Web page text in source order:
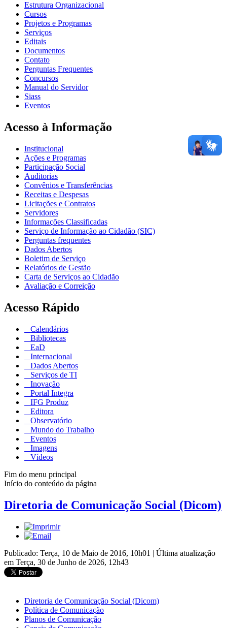
Estrutura Organizacional
Cursos
Projetos e Programas
Serviços
Editais
Documentos
Contato
Perguntas Frequentes
Concursos
Manual do Servidor
Siass
Eventos
Acesso à Informação
Institucional
Ações e Programas
Participação Social
Auditorias
Convênios e Transferências
Receitas e Despesas
Licitações e Contratos
Servidores
Informações Classificadas
Serviço de Informação ao Cidadão (SIC)
Perguntas frequentes
Dados Abertos
Boletim de Serviço
Relatórios de Gestão
Carta de Serviços ao Cidadão
Avaliação e Correição
Acesso Rápido
Calendários
Bibliotecas
EaD
Internacional
Dados Abertos
Serviços de TI
Inovação
Portal Integra
IFG Produz
Editora
Observatório
Mundo do Trabalho
Eventos
Imagens
Vídeos
Fim do menu principal
Início do conteúdo da página
Diretoria de Comunicação Social (Dicom)
Publicado: Terça, 10 de Maio de 2016, 10h01 | Última atualização
em Terça, 30 de Junho de 2026, 12h43
Diretoria de Comunicação Social (Dicom)
Política de Comunicação
Planos de Comunicação